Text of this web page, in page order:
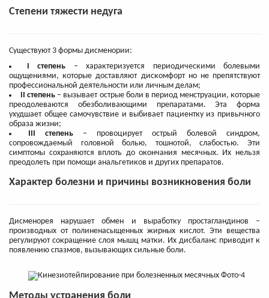
Степени тяжести недуга
Существуют 3 формы дисменории:
I степень – характеризуется периодическими болевыми
ощущениями, которые доставляют дискомфорт но не препятствуют
профессиональной деятельности или личным делам;
II степень – вызывает острые боли в период менструации, которые
преодолеваются обезболивающими препаратами. Эта форма
ухудшает общее самочувствие и выбивает пациентку из привычного
образа жизни;
III степень – провоцирует острый болевой синдром,
сопровождаемый головной болью, тошнотой, слабостью. Эти
симптомы сохраняются вплоть до окончания месячных. Их нельзя
преодолеть при помощи анальгетиков и других препаратов.
Характер болезни и причины возникновения боли
Дисменорея нарушает обмен и выработку простагландинов –
производных от полиненасыщенных жирных кислот. Эти вещества
регулируют сокращение слоя мышц матки. Их дисбаланс приводит к
появлению спазмов, вызывающих сильные боли.